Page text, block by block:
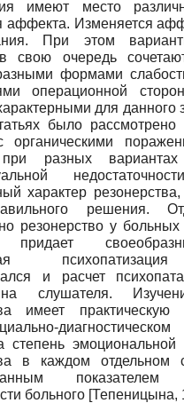
имеют место
аффекта. Изменяется
При этом
свою очередь
формами
операционной
для данного
было рассмотрено
органическими
разных вариантах
характер
решения.
резонерство у больных
придает
и расчет
слушателя.
имеет практическую
степень эмоциональной
в каждом отдельном
показателем
больного [Тепеницына,